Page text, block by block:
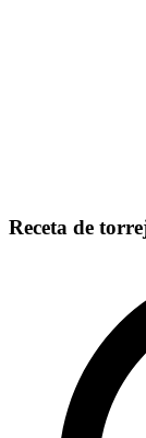
Receta de